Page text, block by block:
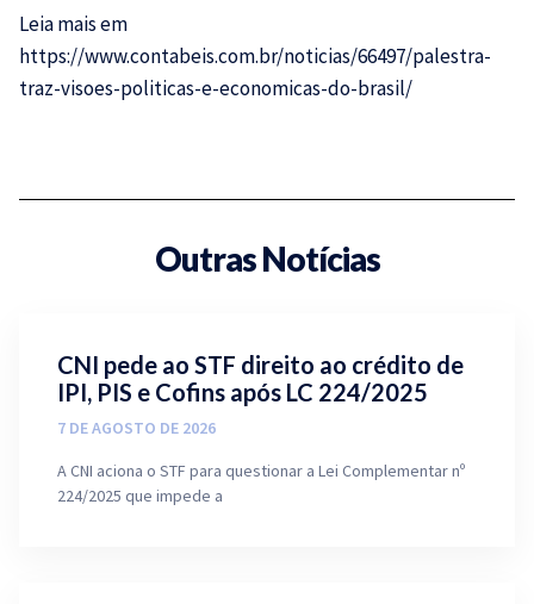
Leia mais em
https://www.contabeis.com.br/noticias/66497/palestra-
traz-visoes-politicas-e-economicas-do-brasil/
Outras Notícias
CNI pede ao STF direito ao crédito de
IPI, PIS e Cofins após LC 224/2025
7 DE AGOSTO DE 2026
A CNI aciona o STF para questionar a Lei Complementar nº
224/2025 que impede a